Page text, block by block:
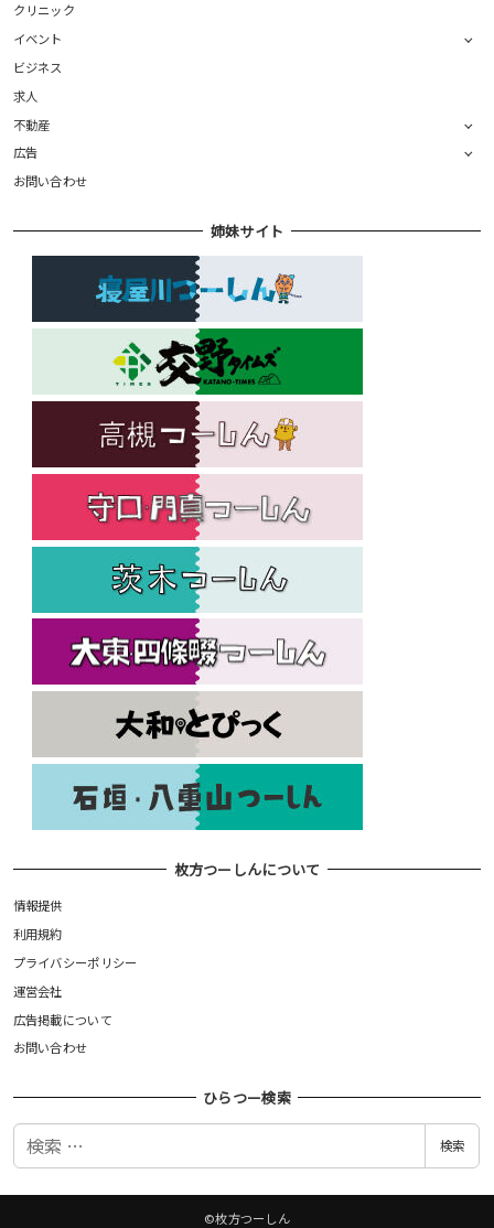
クリニック
イベント
ビジネス
求人
不動産
広告
お問い合わせ
姉妹サイト
枚方つーしんについて
情報提供
利用規約
プライバシーポリシー
運営会社
広告掲載について
お問い合わせ
ひらつー検索
検
検索
©枚方つーしん